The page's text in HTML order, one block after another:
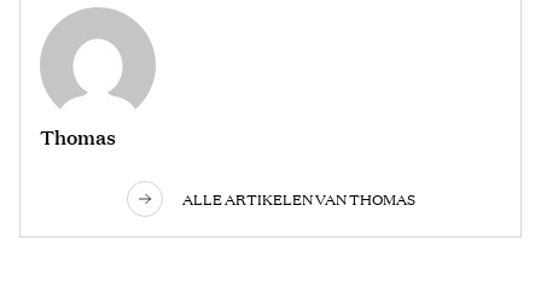
Thomas
ALLE ARTIKELEN VAN THOMAS